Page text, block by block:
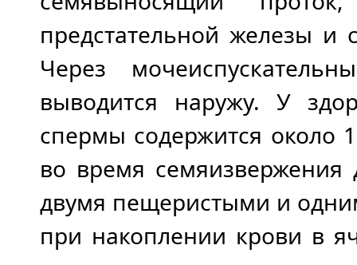
предстательной железы и
Через
выводится наружу. У
спермы содержится около
во время
двумя пещеристыми и
при накоплении крови в